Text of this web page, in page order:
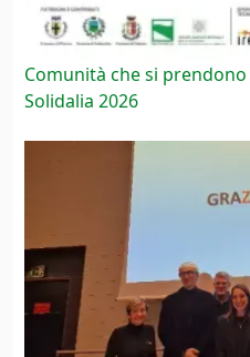
Comunità che si prendono
Solidalia 2026